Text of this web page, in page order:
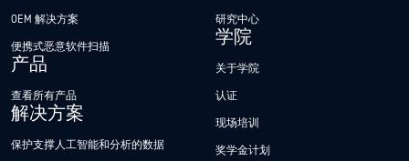
OEM 解决方案
便携式恶意软件扫描
产品
查看所有产品
解决方案
保护支撑人工智能和分析的数据
研究中心
学院
关于学院
认证
现场培训
奖学金计划